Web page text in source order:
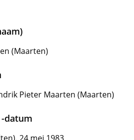
(Maarten)
Pieter Maarten (Maarten)
datum